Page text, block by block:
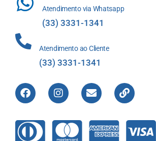
Atendimento via Whatsapp
(33) 3331-1341
Atendimento ao Cliente
(33) 3331-1341